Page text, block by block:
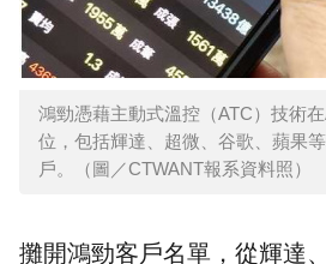
鴻勁憑藉主動式溫控（ATC）技術
位，包括輝達、超微、谷歌、蘋果
戶。（圖／CTWANT報系資料照）
攤開鴻勁客戶名單，從輝達